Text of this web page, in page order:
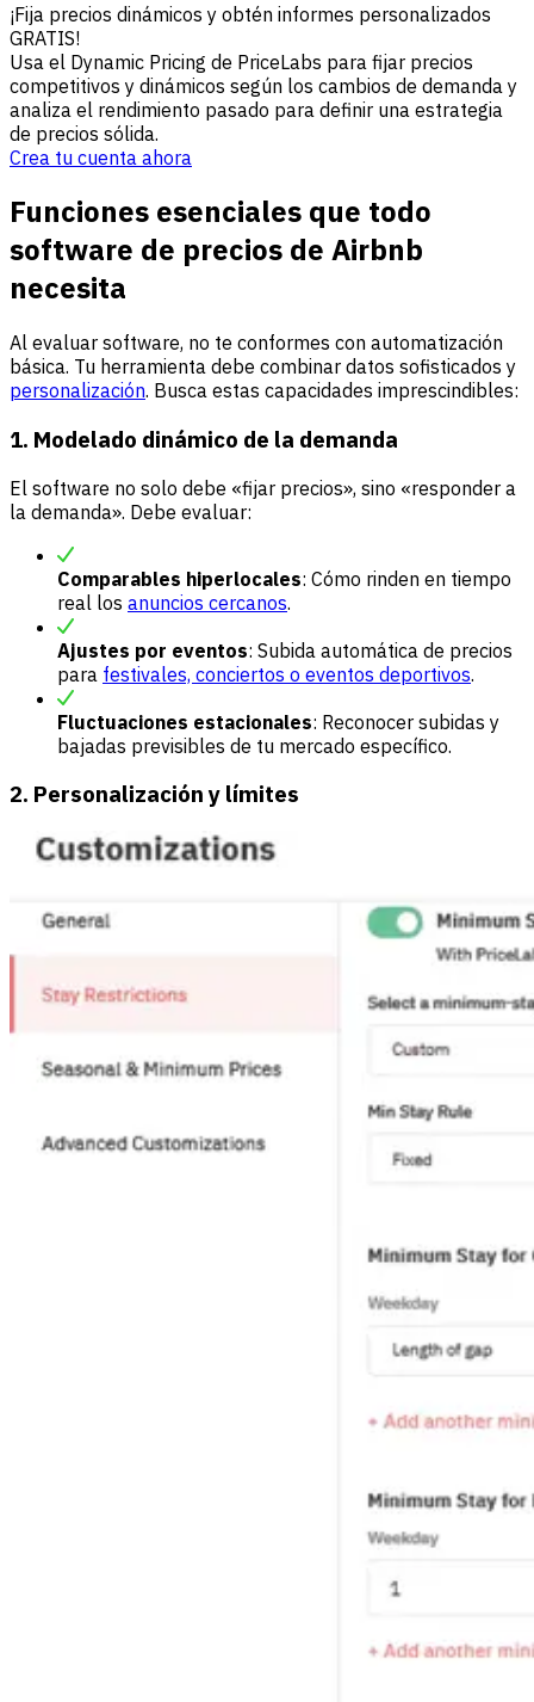
¡Fija precios dinámicos y obtén informes personalizados
GRATIS!
Usa el Dynamic Pricing de PriceLabs para fijar precios
competitivos y dinámicos según los cambios de demanda y
analiza el rendimiento pasado para definir una estrategia
de precios sólida.
Crea tu cuenta ahora
Funciones esenciales que todo
software de precios de Airbnb
necesita
Al evaluar software, no te conformes con automatización
básica. Tu herramienta debe combinar datos sofisticados y
personalización. Busca estas capacidades imprescindibles:
1. Modelado dinámico de la demanda
El software no solo debe «fijar precios», sino «responder a
la demanda». Debe evaluar:
Comparables hiperlocales: Cómo rinden en tiempo
real los anuncios cercanos.
Ajustes por eventos: Subida automática de precios
para festivales, conciertos o eventos deportivos.
Fluctuaciones estacionales: Reconocer subidas y
bajadas previsibles de tu mercado específico.
2. Personalización y límites